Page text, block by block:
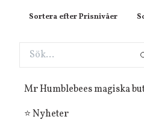
Sortera efter Prisnivåer
Mr Humblebees magiska
⭐ Nyheter